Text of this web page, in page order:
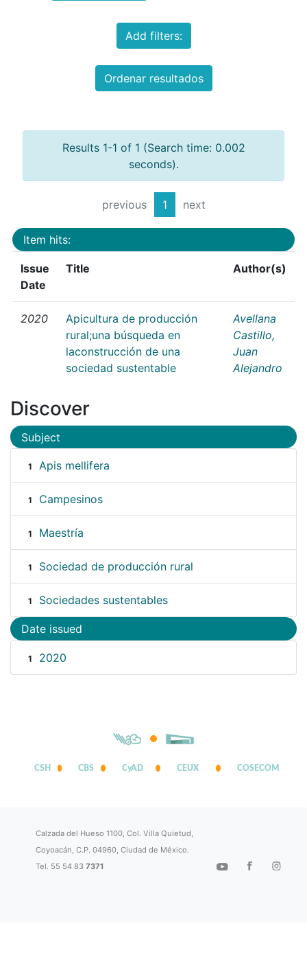
Add filters:
Ordenar resultados
Results 1-1 of 1 (Search time: 0.002
seconds).
previous 1 next
Item hits:
Issue
Date
Title Author(s)
2020
Apicultura de producción
rural;una búsqueda en
laconstrucción de una
sociedad sustentable
Avellana
Castillo,
Juan
Alejandro
Discover
Subject
1 Apis mellifera
1 Campesinos
1 Maestría
1 Sociedad de producción rural
1 Sociedades sustentables
Date issued
1 2020
CSH CBS CyAD CEUX COSECOM
Calzada del Hueso 1100, Col. Villa Quietud,
Coyoacán, C.P. 04960, Ciudad de México.
Tel. 55 54 837371